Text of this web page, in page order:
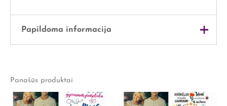
Papildoma informacija
Išmatavimai
Panašūs produktai